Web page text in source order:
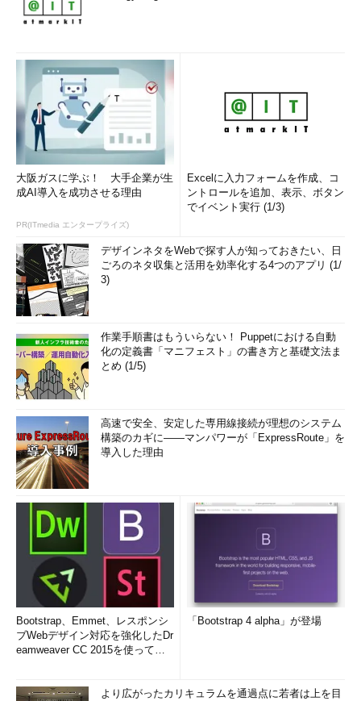
大阪ガスに学ぶ！ 大手企業が生
成AI導入を成功させる理由
PR(ITmedia エンタープライズ)
Excelに入力フォームを作成、コ
ントロールを追加、表示、ボタン
でイベント実行 (1/3)
デザインネタをWebで探す人が知っておきたい、日
ごろのネタ収集と活用を効率化する4つのアプリ (1/
3)
作業手順書はもういらない！ Puppetにおける自動
化の定義書「マニフェスト」の書き方と基礎文法ま
とめ (1/5)
高速で安全、安定した専用線接続が理想のシステム
構築のカギに――マンパワーが「ExpressRoute」を
導入した理由
Bootstrap、Emmet、レスポンシ
ブWebデザイン対応を強化したDr
eamweaver CC 2015を使って
「Bootstrap 4 alpha」が登場
より広がったカリキュラムを通過点に若者は上を目